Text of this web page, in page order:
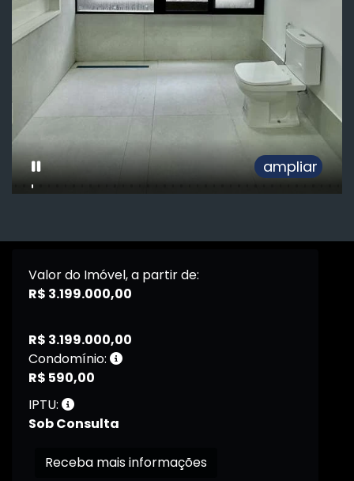
ampliar
Valor do Imóvel, a partir de:
R$ 3.199.000,00
R$ 3.199.000,00
Condomínio:
R$ 590,00
IPTU:
Sob Consulta
Receba mais informações